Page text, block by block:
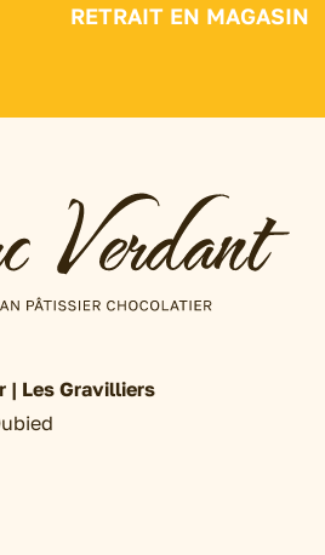
RETRAIT EN MAGASIN
| Les Gravilliers